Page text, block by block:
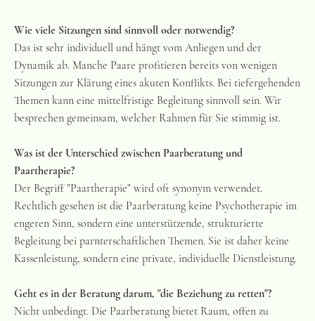
Wie viele Sitzungen sind sinnvoll oder notwendig?
Das ist sehr individuell und hängt vom Anliegen und der
Dynamik ab. Manche Paare profitieren bereits von wenigen
Sitzungen zur Klärung eines akuten Konflikts. Bei tiefergehenden
Themen kann eine mittelfristige Begleitung sinnvoll sein. Wir
besprechen gemeinsam, welcher Rahmen für Sie stimmig ist.
Was ist der Unterschied zwischen Paarberatung und
Paartherapie?
Der Begriff "Paartherapie" wird oft synonym verwendet.
Rechtlich gesehen ist die Paarberatung keine Psychotherapie im
engeren Sinn, sondern eine unterstützende, strukturierte
Begleitung bei parnterschaftlichen Themen. Sie ist daher keine
Kassenleistung, sondern eine private, individuelle Dienstleistung.
Geht es in der Beratung darum, "die Beziehung zu retten"?
Nicht unbedingt. Die Paarberatung bietet Raum, offen zu